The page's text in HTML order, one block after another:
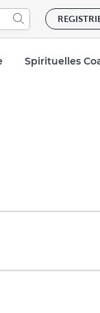
Spirituelles